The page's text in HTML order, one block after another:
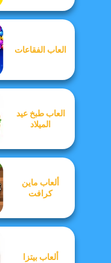
العاب الفقاعات
العاب طبخ عيد
الميلاد
ألعاب ماين
كرافت
ألعاب بيتزا